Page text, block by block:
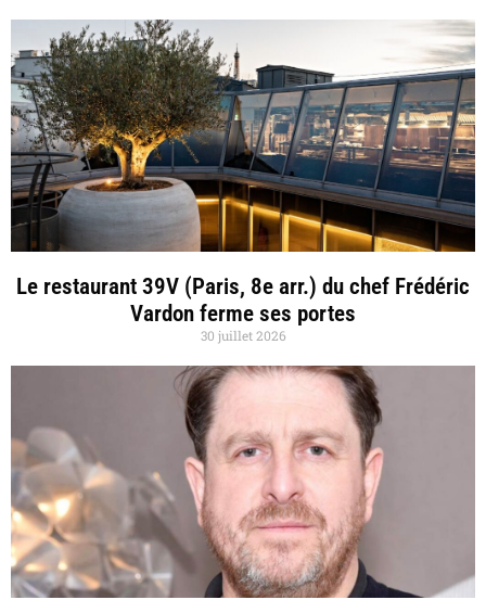
Le restaurant 39V (Paris, 8e arr.) du chef Frédéric
Vardon ferme ses portes
30 juillet 2026